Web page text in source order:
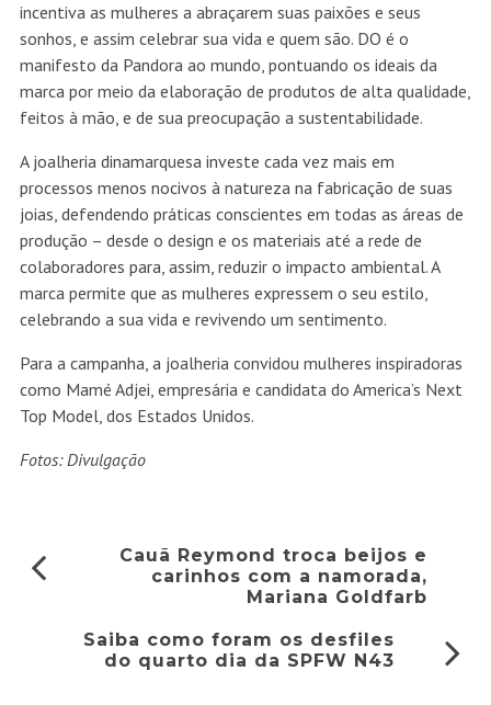
incentiva as mulheres a abraçarem suas paixões e seus
sonhos, e assim celebrar sua vida e quem são. DO é o
manifesto da Pandora ao mundo, pontuando os ideais da
marca por meio da elaboração de produtos de alta qualidade,
feitos à mão, e de sua preocupação a sustentabilidade.
A joalheria dinamarquesa investe cada vez mais em
processos menos nocivos à natureza na fabricação de suas
joias, defendendo práticas conscientes em todas as áreas de
produção – desde o design e os materiais até a rede de
colaboradores para, assim, reduzir o impacto ambiental. A
marca permite que as mulheres expressem o seu estilo,
celebrando a sua vida e revivendo um sentimento.
Para a campanha, a joalheria convidou mulheres inspiradoras
como Mamé Adjei, empresária e candidata do America’s Next
Top Model, dos Estados Unidos.
Fotos: Divulgação
Cauã Reymond troca beijos e
carinhos com a namorada,
Mariana Goldfarb
Saiba como foram os desfiles
do quarto dia da SPFW N43